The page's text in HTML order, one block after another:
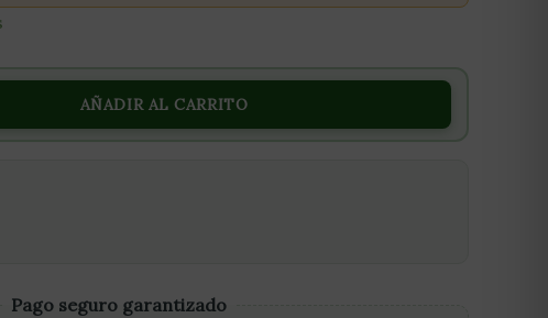
AÑADIR AL CARRITO
Pago seguro garantizado